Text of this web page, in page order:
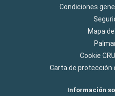
Condiciones
Mapa
Cookie
Carta de protección
Información